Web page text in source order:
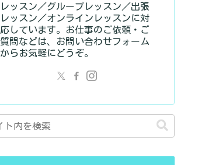
レッスン／グループレッスン／出張
レッスン／オンラインレッスンに対
応しています。お仕事のご依頼・ご
質問などは、お問い合わせフォーム
からお気軽にどうぞ。